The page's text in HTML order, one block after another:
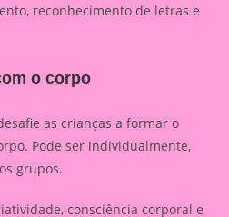
reconhecimento de letras e
o corpo
as crianças a formar o
Pode ser individualmente,
grupos.
consciência corporal e